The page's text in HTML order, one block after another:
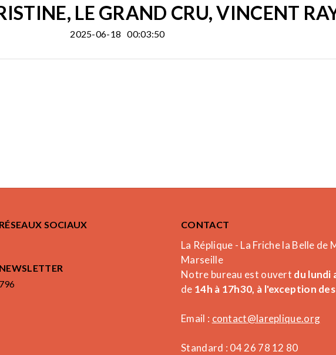
LE GRAND CRU, VINCENT
2025-06-18 00:03:50
RÉSEAUX SOCIAUX
NEWSLETTER
796
CONTACT
La Réplique - La Friche la Belle de
Marseille
Notre bureau est ouvert du lundi
de 14h à 17h30, à l'exception
Email : contact@lareplique.org
Standard : 04 26 78 12 80